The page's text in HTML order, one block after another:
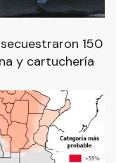
150
y cartuchería